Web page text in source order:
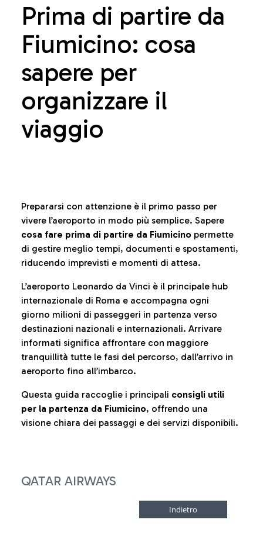
Prima di partire da
Fiumicino: cosa
sapere per
organizzare il
viaggio
Prepararsi con attenzione è il primo passo per
vivere l’aeroporto in modo più semplice. Sapere
cosa fare prima di partire da Fiumicino permette
di gestire meglio tempi, documenti e spostamenti,
riducendo imprevisti e momenti di attesa.
L’aeroporto Leonardo da Vinci è il principale hub
internazionale di Roma e accompagna ogni
giorno milioni di passeggeri in partenza verso
destinazioni nazionali e internazionali. Arrivare
informati significa affrontare con maggiore
tranquillità tutte le fasi del percorso, dall’arrivo in
aeroporto fino all’imbarco.
Questa guida raccoglie i principali consigli utili
per la partenza da Fiumicino, offrendo una
visione chiara dei passaggi e dei servizi disponibili.
QATAR AIRWAYS